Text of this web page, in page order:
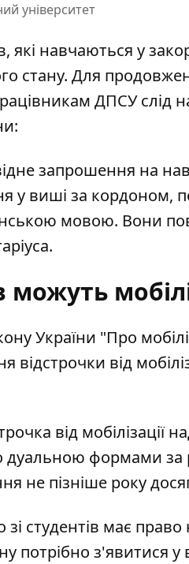
університет
які навчаються у
стану. Для
ДПСУ слід
запрошення на
у виші за кордоном,
мовою. Вони
можуть
України "Про
від
від мобілізації
дуальною формами
не пізніше року
зі студентів має право
потрібно з'явитися у